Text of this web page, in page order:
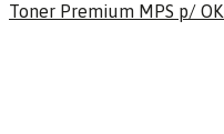
Toner Premium MPS p/